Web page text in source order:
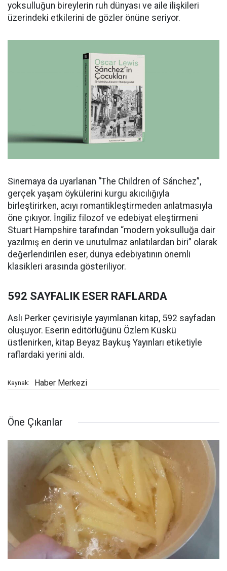
yoksulluğun bireylerin ruh dünyası ve aile ilişkileri
üzerindeki etkilerini de gözler önüne seriyor.
Sinemaya da uyarlanan “The Children of Sánchez”,
gerçek yaşam öykülerini kurgu akıcılığıyla
birleştirirken, acıyı romantikleştirmeden anlatmasıyla
öne çıkıyor. İngiliz filozof ve edebiyat eleştirmeni
Stuart Hampshire tarafından “modern yoksulluğa dair
yazılmış en derin ve unutulmaz anlatılardan biri” olarak
değerlendirilen eser, dünya edebiyatının önemli
klasikleri arasında gösteriliyor.
592 SAYFALIK ESER RAFLARDA
Aslı Perker çevirisiyle yayımlanan kitap, 592 sayfadan
oluşuyor. Eserin editörlüğünü Özlem Küskü
üstlenirken, kitap Beyaz Baykuş Yayınları etiketiyle
raflardaki yerini aldı.
Kaynak: Haber Merkezi
Öne Çıkanlar